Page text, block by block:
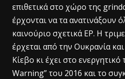
επιθετικά στο χώρο της
έρχονται να τα ανατινάξουν
καινούριο σχετικά EP. Η
έρχεται από την Ουκρανία
Κίεβο κι έχει στο ενεργητικό
Warning” του 2016 και το